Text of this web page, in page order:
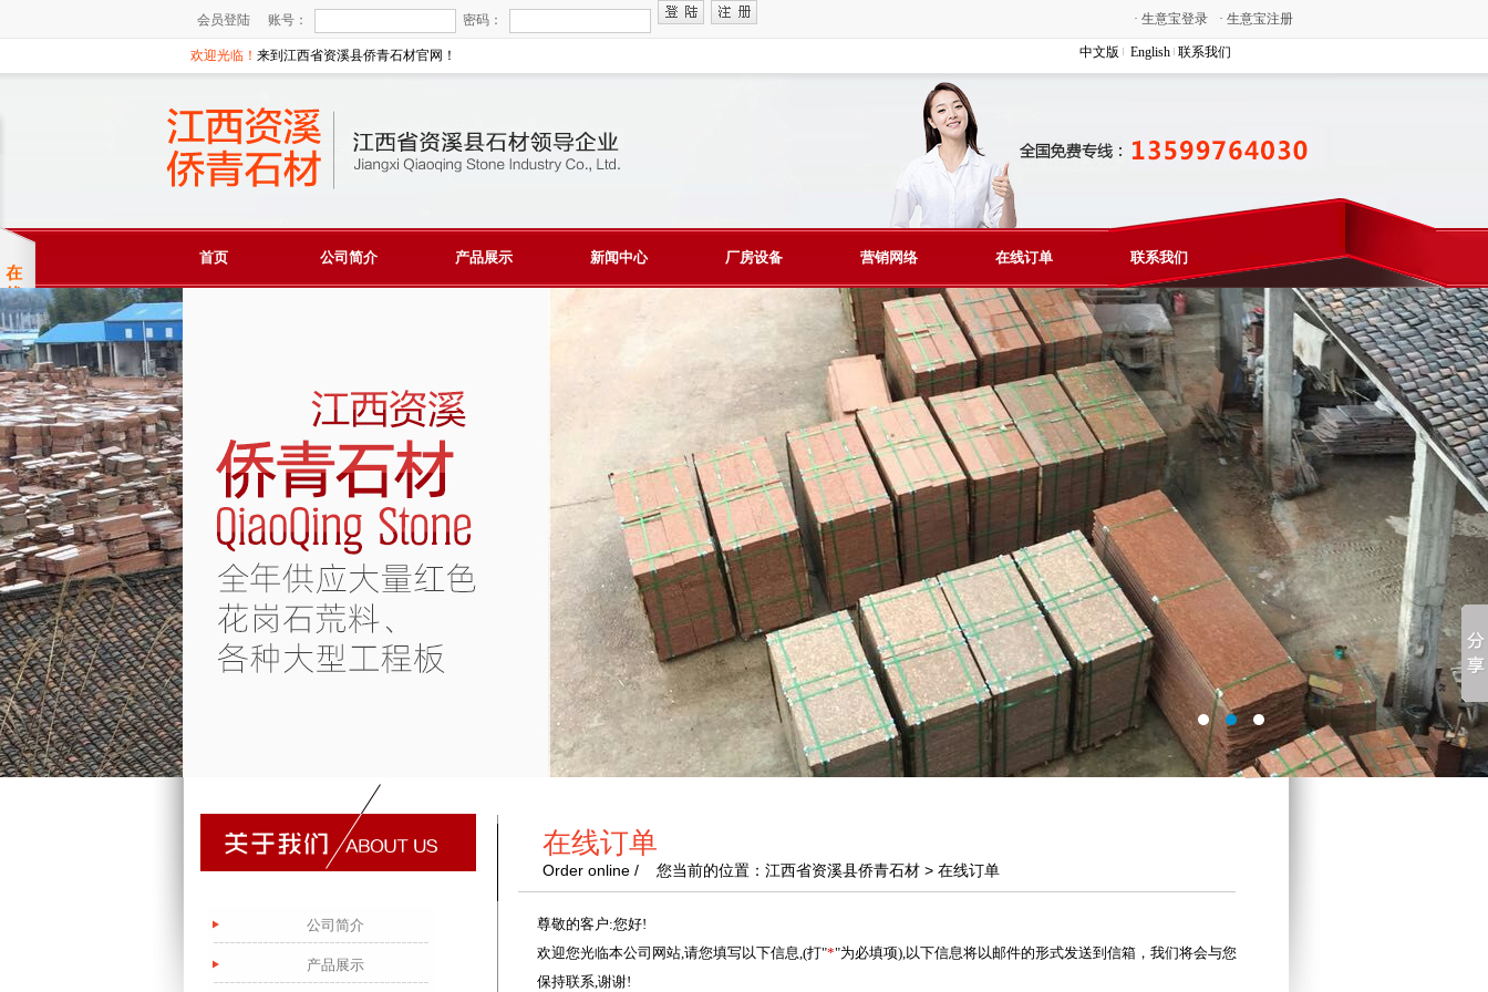
· 生意宝登录 · 生意宝注册
会员登陆 账号： 密码：
欢迎光临！ 来到江西省资溪县侨青石材官网！ 中文版 English 联系我们
首页 公司简介 产品展示 新闻中心 厂房设备 营销网络 在线订单 联系我们
公司简介
产品展示
在线订单
Order online / 您当前的位置：江西省资溪县侨青石材 > 在线订单
尊敬的客户:您好!
欢迎您光临本公司网站,请您填写以下信息,(打"*"为必填项),以下信息将以邮件的形式发送到信箱，我们将会与您
保持联系,谢谢!